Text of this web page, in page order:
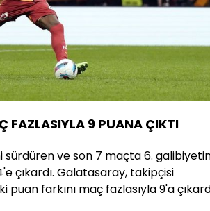
FAZLASIYLA 9 PUANA ÇIKTI
sürdüren ve son 7 maçta 6.
çıkardı. Galatasaray, takipçisi
farkını maç fazlasıyla 9'a